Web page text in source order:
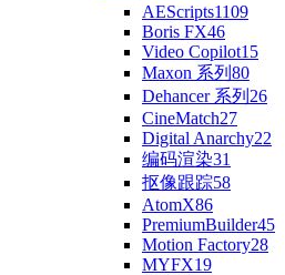
AEScripts1109
Boris FX46
Video Copilot15
Maxon 系列 80
Dehancer 系列 26
CineMatch27
Digital Anarchy22
编码渲染31
抠像跟踪58
AtomX86
PremiumBuilder45
Motion Factory28
MYFX19